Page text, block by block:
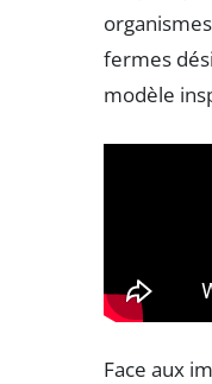
fermes
modèle
Face aux